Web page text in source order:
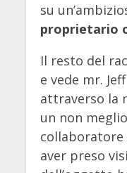
su
proprietario
Il resto del
e vede mr.
attraverso la
un non
aver preso